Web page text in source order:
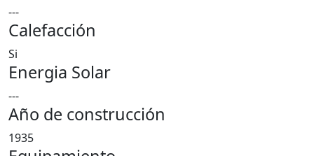
---
Calefacción
Si
Energia Solar
---
Año de construcción
1935